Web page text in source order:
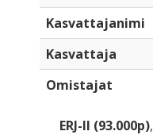
Kasvattajanimi
Kasvattaja
Omistajat
ERJ-II (93.000p),